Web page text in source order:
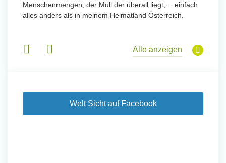
Menschenmengen, der Müll der überall liegt,….einfach
alles anders als in meinem Heimatland Österreich.
Alle anzeigen
Welt Sicht auf Facebook